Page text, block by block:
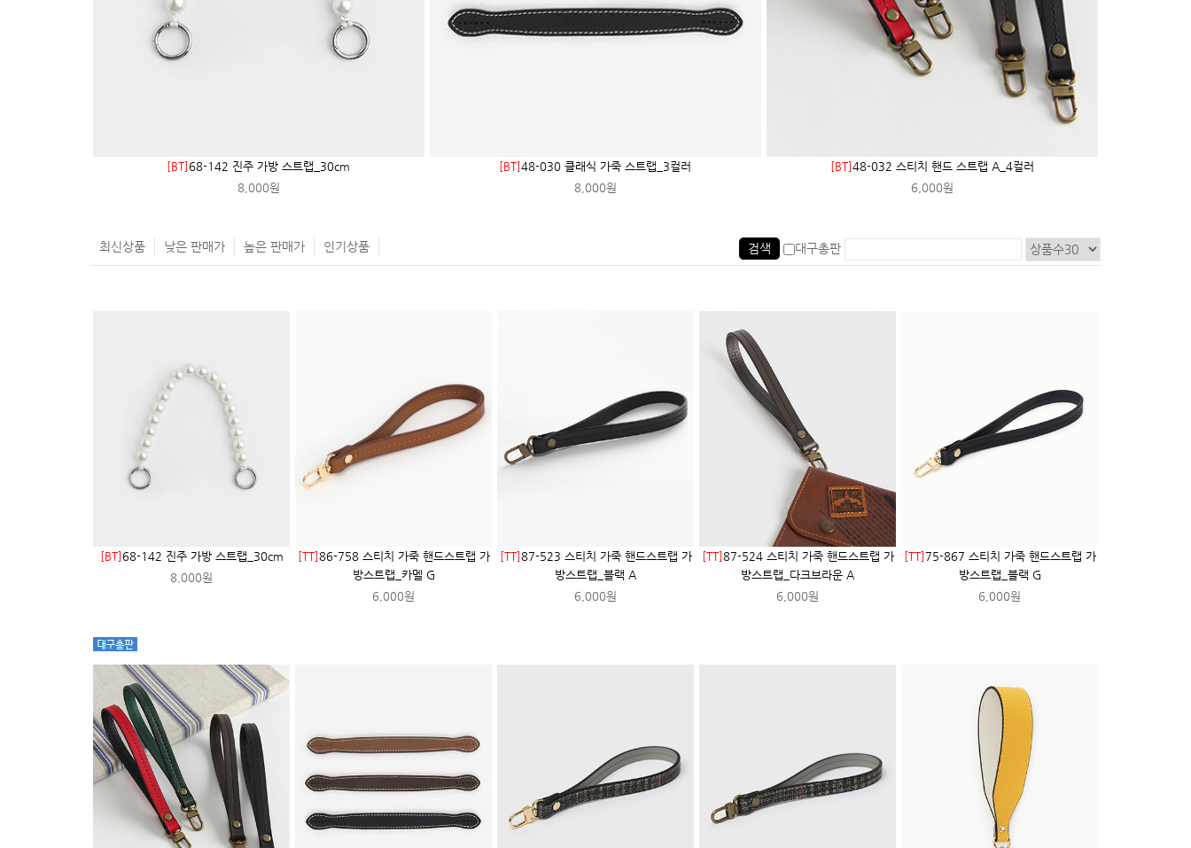
[BT]68-142 진주 가방 스트랩_30cm
8,000원
[BT]48-030 클래식 가죽 스트랩_3컬러
8,000원
[BT]48-032 스티치 핸드 스트랩 A_4컬러
6,000원
최신상품 낮은 판매가 높은 판매가 인기상품 검색 대구총판
[BT]68-142 진주 가방 스트랩_30cm
8,000원
[TT]86-758 스티치 가죽 핸드스트랩 가
방스트랩_카멜 G
6,000원
[TT]87-523 스티치 가죽 핸드스트랩 가
방스트랩_블랙 A
6,000원
[TT]87-524 스티치 가죽 핸드스트랩 가
방스트랩_다크브라운 A
6,000원
[TT] 75-867 스티치 가죽 핸드스트랩 가
방스트랩_블랙 G
6,000원